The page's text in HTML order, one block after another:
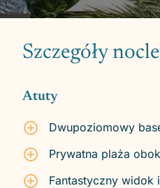
Szczegóły
Atuty
Dwupoziomowy
Prywatna plaża
Fantastyczny widok